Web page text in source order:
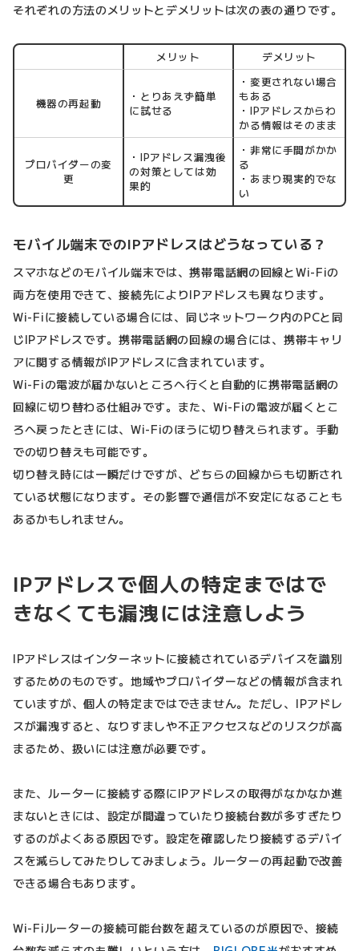
それぞれの方法のメリットとデメリットは次の表の通りです。
メリット デメリット
機器の再起動
・とりあえず簡単
に試せる
・変更されない場合
もある
・IPアドレスからわ
かる情報はそのまま
プロバイダーの変
更
・IPアドレス漏洩後
の対策としては効
果的
・非常に手間がかか
る
・あまり現実的でな
い
モバイル端末でのIPアドレスはどうなっている？
スマホなどのモバイル端末では、携帯電話網の回線とWi-Fiの
両方を使用できて、接続先によりIPアドレスも異なります。
Wi-Fiに接続している場合には、同じネットワーク内のPCと同
じIPアドレスです。携帯電話網の回線の場合には、携帯キャリ
アに関する情報がIPアドレスに含まれています。
Wi-Fiの電波が届かないところへ行くと自動的に携帯電話網の
回線に切り替わる仕組みです。また、Wi-Fiの電波が届くとこ
ろへ戻ったときには、Wi-Fiのほうに切り替えられます。手動
での切り替えも可能です。
切り替え時には一瞬だけですが、どちらの回線からも切断され
ている状態になります。その影響で通信が不安定になることも
あるかもしれません。
IPアドレスで個人の特定まではで
きなくても漏洩には注意しよう
IPアドレスはインターネットに接続されているデバイスを識別
するためのものです。地域やプロバイダーなどの情報が含まれ
ていますが、個人の特定まではできません。ただし、IPアドレ
スが漏洩すると、なりすましや不正アクセスなどのリスクが高
まるため、扱いには注意が必要です。
また、ルーターに接続する際にIPアドレスの取得がなかなか進
まないときには、設定が間違っていたり接続台数が多すぎたり
するのがよくある原因です。設定を確認したり接続するデバイ
スを減らしてみたりしてみましょう。ルーターの再起動で改善
できる場合もあります。
Wi-Fiルーターの接続可能台数を超えているのが原因で、接続